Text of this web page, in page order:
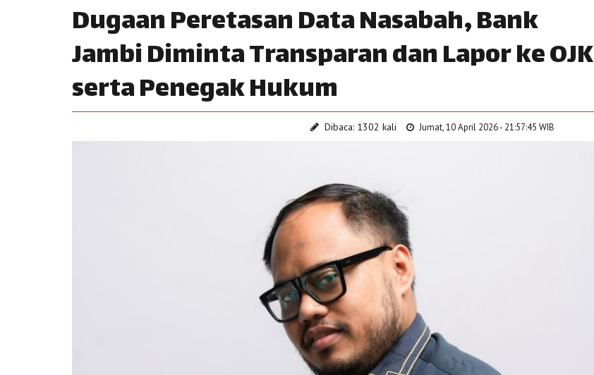
Dugaan Peretasan Data Nasabah, Bank
Jambi Diminta Transparan dan Lapor ke OJK
serta Penegak Hukum
Dibaca: 1302 kali Jumat, 10 April 2026 - 21:57:45 WIB